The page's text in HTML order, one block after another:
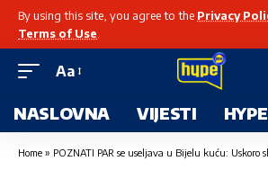
By using this site, you agree to the Privacy
Terms of Use
Aa
NASLOVNA VIJESTI
Home » POZNATI PAR se useljava u Bijelu kuću: Uskoro